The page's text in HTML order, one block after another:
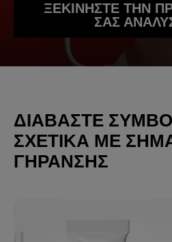
ΞΕΚΙΝΗΣΤΕ ΤΗΝ
ΣΑΣ
ΔΙΑΒΆΣΤΕ
ΣΧΕΤΙΚΆ ΜΕ
ΓΗΡΑΝΣΗΣ